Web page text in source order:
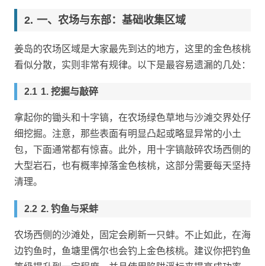
一、农场与东部：基础收集区域
姜岛的农场区域是大家最先到达的地方，这里的金色核桃
看似分散，实则非常有规律。以下是最容易遗漏的几处：
1. 挖掘与敲碎
拿起你的锄头和十字镐，在农场绿色草地与沙滩交界处仔
细挖掘。注意，那些表面有明显凸起或略显异常的小土
包，下面通常都有惊喜。此外，用十字镐敲碎农场西侧的
大型岩石，也有概率掉落金色核桃，这部分需要每天坚持
清理。
2. 钓鱼与采蚌
农场西侧的沙滩处，固定会刷新一只蚌。不止如此，在海
边钓鱼时，鱼塘里偶尔也会钓上金色核桃。建议你把钓鱼